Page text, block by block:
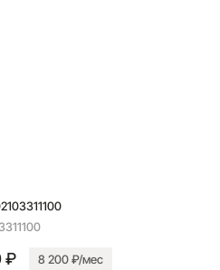
₽ 8 200 ₽/мес